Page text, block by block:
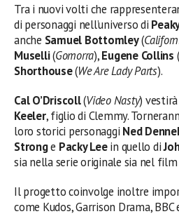
Tra i nuovi volti che
di personaggi nell’universo di
anche Samuel Bottomley(
Muselli(Gomorra),Eugene Collins (
Shorthouse(We Are Lady Parts).
Cal O’Driscoll(Video Nasty)
Keeler, figlio di Clemmy.
loro storici personaggi Ned
Stronge Packy Leein quello di
sia nella serie originale sia nel film
Il progetto coinvolge inoltre
come Kudos, Garrison Drama,